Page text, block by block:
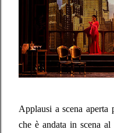
Applausi a scena aperta
che è andata in scena